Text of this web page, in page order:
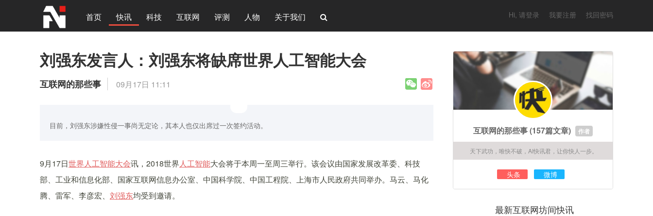
首页 快讯 科技 互联网 评测 人物 关于我们 Hi, 请登录 我要注册 找回密码
刘强东发言人：刘强东将缺席世界人工智能大会
互联网的那些事 09月17日 11:11
目前，刘强东涉嫌性侵一事尚无定论，其本人也仅出席过一次签约活动。
9月17日世界人工智能大会讯，2018世界人工智能大会将于本周一至周三举行。该会议由国家发展改革委、科技
部、工业和信息化部、国家互联网信息办公室、中国科学院、中国工程院、上海市人民政府共同举办。马云、马化
腾、雷军、李彦宏、 刘强东均受到邀请。
互联网的那些事(157篇文章) 作者
天下武功，唯快不破，AI快讯君，让你快人一步。
头条 微博
最新互联网坊间快讯